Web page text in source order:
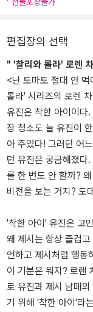
편집장의 선택
" '찰리와 롤라' 로렌
<난 토마토 절대 안
롤라' 시리즈의 로렌
유진은 착한 아이이다
장 청소도 늘 유진이
아 주었다! 그러던 어
던 유진은 궁금해졌다
를 한 번도 안 할까?
비전을 보는 거지? 도
'착한 아이' 유진은 고
왜 제시는 항상 즐겁
언하고 제시처럼 행동
이 기분은 뭐지? 로렌
로 유진과 제시 남매
기 위해 '착한 아이'라